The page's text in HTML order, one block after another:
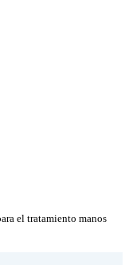
el tratamiento manos